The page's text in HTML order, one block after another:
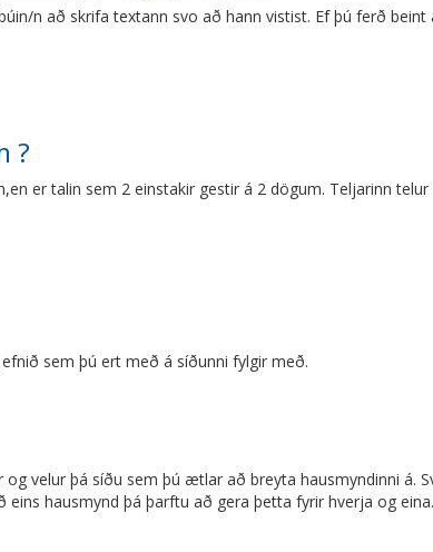
n að skrifa textann svo að hann vistist. Ef þú ferð beint
?
er talin sem 2 einstakir gestir á 2 dögum. Teljarinn
sem þú ert með á síðunni fylgir með.
velur þá síðu sem þú ætlar að breyta hausmyndinni á.
hausmynd þá þarftu að gera þetta fyrir hverja og eina.